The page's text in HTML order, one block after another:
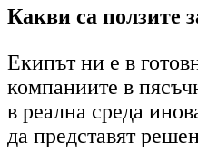
Какви са ползите
Екипът ни е в
компаниите в
в реална среда
да представят